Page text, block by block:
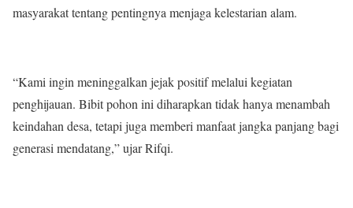
masyarakat tentang pentingnya menjaga kelestarian alam.
“Kami ingin meninggalkan jejak positif melalui kegiatan
penghijauan. Bibit pohon ini diharapkan tidak hanya menambah
keindahan desa, tetapi juga memberi manfaat jangka panjang bagi
generasi mendatang,” ujar Rifqi.